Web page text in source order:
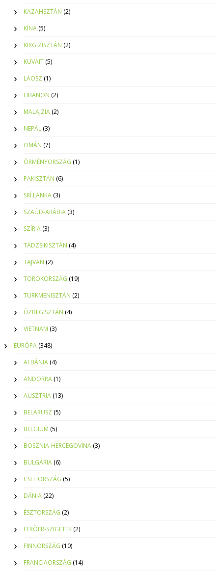
KAZAHSZTÁN (2)
KÍNA (5)
KIRGIZISZTÁN (2)
KUVAIT (5)
LAOSZ (1)
LIBANON (2)
MALAJZIA (2)
NEPÁL (3)
OMÁN (7)
ÖRMÉNYORSZÁG (1)
PAKISZTÁN (6)
SRÍ LANKA (3)
SZAÚD-ARÁBIA (3)
SZÍRIA (3)
TÁDZSIKISZTÁN (4)
TAJVAN (2)
TÖRÖKORSZÁG (19)
TÜRKMENISZTÁN (2)
ÜZBEGISZTÁN (4)
VIETNAM (3)
EURÓPA (348)
ALBÁNIA (4)
ANDORRA (1)
AUSZTRIA (13)
BELARUSZ (5)
BELGIUM (5)
BOSZNIA-HERCEGOVINA (3)
BULGÁRIA (6)
CSEHORSZÁG (5)
DÁNIA (22)
ÉSZTORSZÁG (2)
FERÖER-SZIGETEK (2)
FINNORSZÁG (10)
FRANCIAORSZÁG (14)